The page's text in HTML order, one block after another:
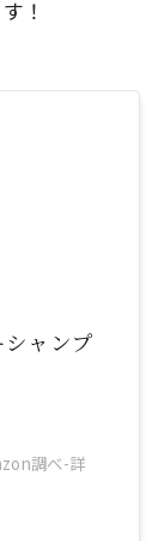
！
ャンプ
調べ-詳